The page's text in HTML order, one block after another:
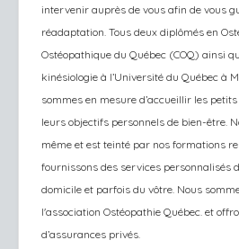
intervenir auprès de vous afin de vous
réadaptation. Tous deux diplômés en
Ostéopathique du Québec (COQ) ainsi
kinésiologie à l’Université du Québec à
sommes en mesure d’accueillir les
leurs objectifs personnels de bien-être.
même et est teinté par nos formations
fournissons des services personnalisés
domicile et parfois du vôtre. Nous
l'association Ostéopathie Québec. et
d’assurances privés.